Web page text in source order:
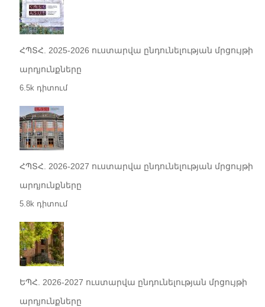
ՀՊՏՀ. 2025-2026 ուստարվա ընդունելության մրցույթի
արդյունքները
6.5k դիտում
ՀՊՏՀ. 2026-2027 ուստարվա ընդունելության մրցույթի
արդյունքները
5.8k դիտում
ԵՊՀ. 2026-2027 ուստարվա ընդունելության մրցույթի
արդյունքները